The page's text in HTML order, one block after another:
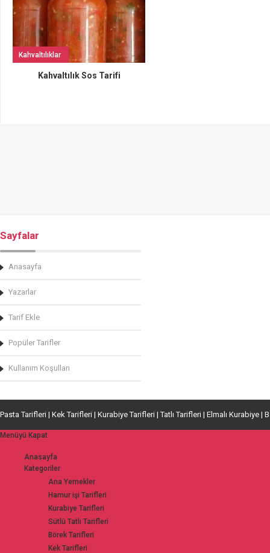
Kahvaltılıklar
Kahvaltılık Sos Tarifi
Sayfalar
Anasayfa
Yazarlar
Tarif Ekle
Popüler Tarifler
Kullanım Koşulları
Pasta Tarifleri | Kek Tarifleri | Kurabiye Tarifleri | Tatlı Tarifleri | Elmalı Kurabiye |
Menüyü Kapat
Anasayfa
Kategoriler
Ana Yemekler
Hamur işi Tarifleri
Kurabiye Tarifleri
Sütlü Tatlı Tarifleri
Börek Tarifleri
Kek Tarifleri